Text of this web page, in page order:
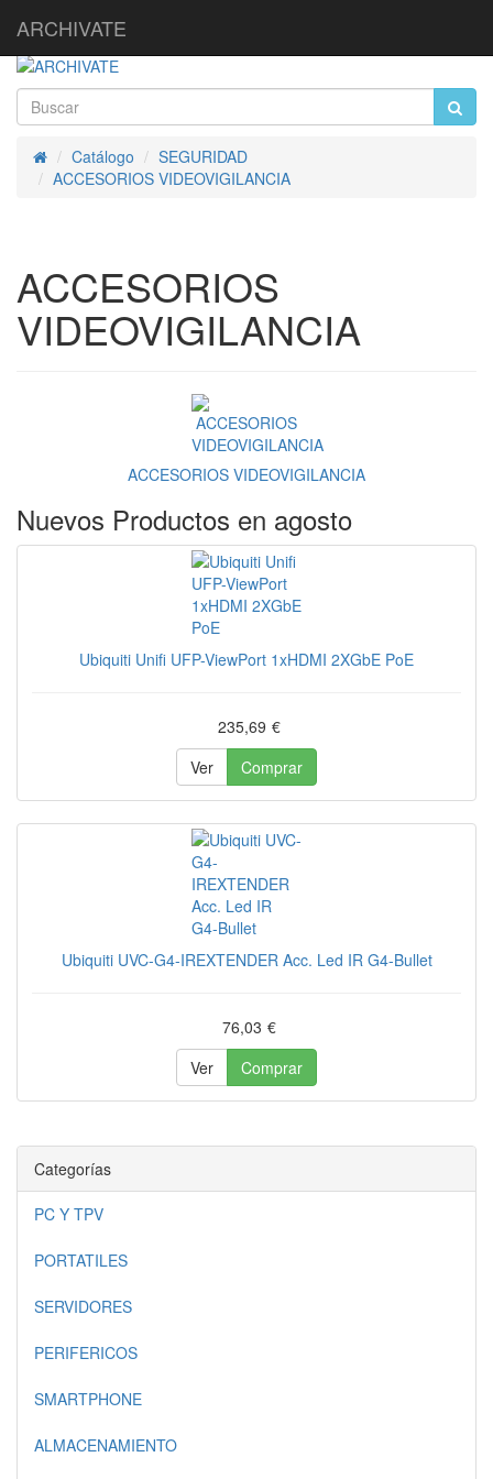
ARCHIVATE
InicioCatálogo
SEGURIDAD
ACCESORIOS VIDEOVIGILANCIA
ACCESORIOS
VIDEOVIGILANCIA
ACCESORIOS VIDEOVIGILANCIA
Nuevos Productos en agosto
Ubiquiti Unifi UFP-ViewPort 1xHDMI 2XGbE PoE
235,69 €
Ver
Comprar
Ubiquiti UVC-G4-IREXTENDER Acc. Led IR G4-Bullet
76,03 €
Ver
Comprar
Categorías
PC Y TPV
PORTATILES
SERVIDORES
PERIFERICOS
SMARTPHONE
ALMACENAMIENTO